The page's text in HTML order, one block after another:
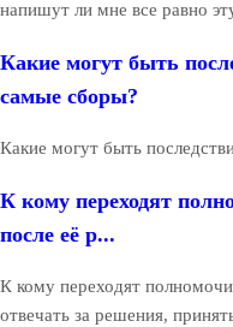
напишут ли мне все равно
Какие могут быть
самые сборы?
Какие могут быть
К кому переходят
после её р...
К кому переходят
отвечать за решения,